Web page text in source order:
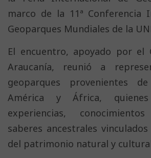
marco de la 11ª Conferencia
Geoparques Mundiales de la
El encuentro, apoyado por el
Araucanía, reunió a
geoparques provenientes
América y África, quienes
experiencias,
saberes ancestrales
del patrimonio natural y